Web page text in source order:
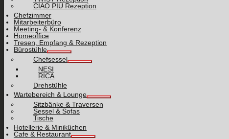
CIAO PIÙ Rezeption
Chefzimmer
Mitarbeiterbüro
Meeting- & Konferenz
Homeoffice
Tresen, Empfang & Rezeption
Bürostühle
Chefsessel
NESI
RICA
Drehstühle
Wartebereich & Lounge
Sitzbänke & Traversen
Sessel & Sofas
Tische
Hotellerie & Miniküchen
Cafe & Restaurant